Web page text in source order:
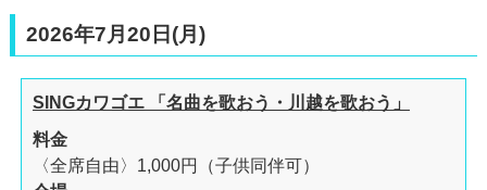
2026年7月20日(月)
SINGカワゴエ 「名曲を歌おう・川越を歌おう」
料金
〈全席自由〉1,000円（子供同伴可）